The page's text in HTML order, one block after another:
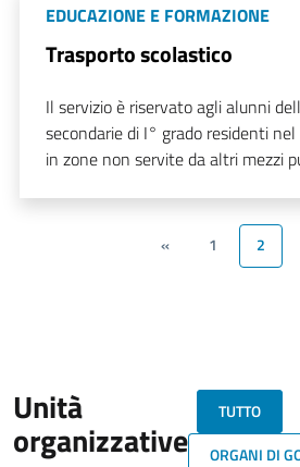
EDUCAZIONE E FORMAZIONE
Trasporto scolastico
Il servizio è riservato agli alunni
secondarie di I° grado residenti
in zone non servite da altri mezzi
« 1 2
Unità
organizzative
TUTTO
ORGANI DI